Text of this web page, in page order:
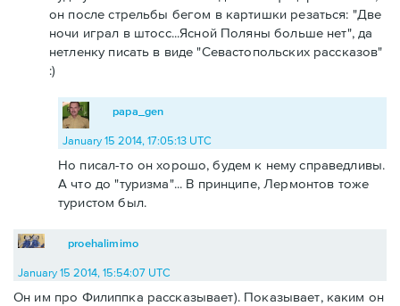
он после стрельбы бегом в картишки резаться: "Две
ночи играл в штосс...Ясной Поляны больше нет", да
нетленку писать в виде "Севастопольских рассказов"
:)
papa_gen
January 15 2014, 17:05:13 UTC
Но писал-то он хорошо, будем к нему справедливы.
А что до "туризма"... В принципе, Лермонтов тоже
туристом был.
proehalimimo
January 15 2014, 15:54:07 UTC
Он им про Филиппка рассказывает). Показывает, каким он